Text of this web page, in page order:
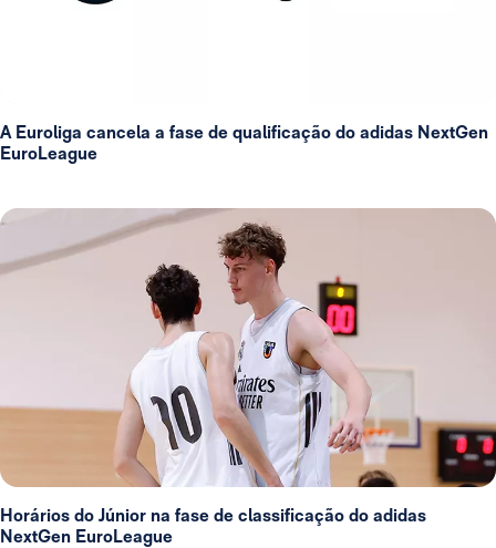
A Euroliga cancela a fase de qualificação do adidas NextGen
EuroLeague
Horários do Júnior na fase de classificação do adidas
NextGen EuroLeague